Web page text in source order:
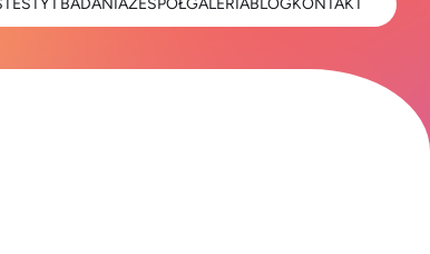
TESTY I BADANIAZESPÓŁGALERIABLOGKONTAKT